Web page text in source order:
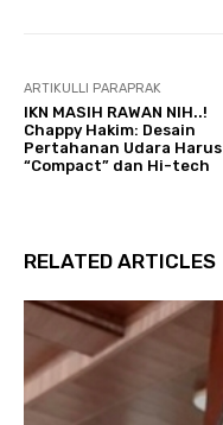
ARTIKULLI PARAPRAK
IKN MASIH RAWAN NIH..!
Chappy Hakim: Desain
Pertahanan Udara Harus
“Compact” dan Hi-tech
RELATED ARTICLES